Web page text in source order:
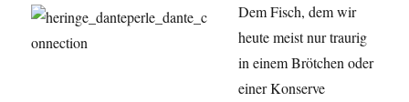
Dem Fisch, dem wir
heute meist nur traurig
in einem Brötchen oder
einer Konserve